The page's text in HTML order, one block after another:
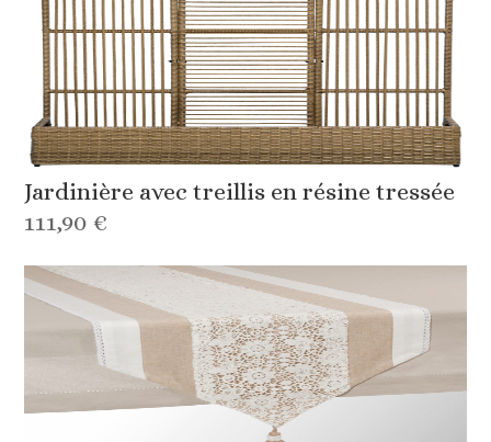
Jardinière avec treillis en résine tressée
111,90 €